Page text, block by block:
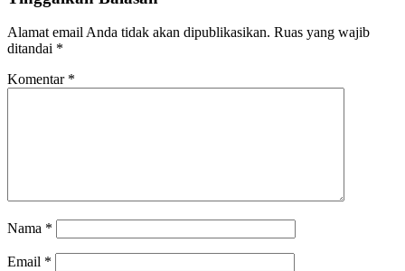
Alamat email Anda tidak akan dipublikasikan. Ruas yang wajib
ditandai *
Komentar *
Nama *
Email *